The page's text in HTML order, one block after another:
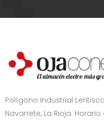
Polígono Industrial
Navarrete, La Rioja.